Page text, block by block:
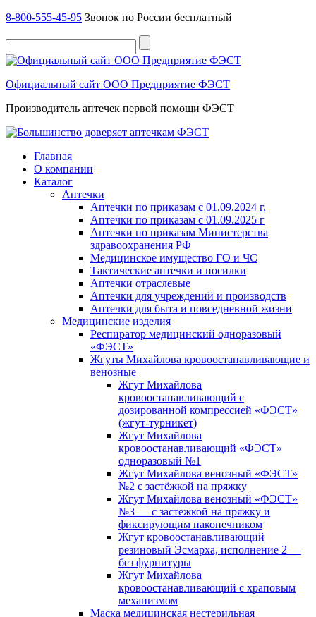
8-800-555-45-95 Звонок по России бесплатный
Официальный сайт ООО Предприятие ФЭСТ
Производитель аптечек первой помощи ФЭСТ
Главная
О компании
Каталог
Аптечки
Аптечки по приказам с 01.09.2024 г.
Аптечки по приказам с 01.09.2025 г
Аптечки по приказам Министерства
здравоохранения РФ
Медицинское имущество ГО и ЧС
Тактические аптечки и носилки
Аптечки отраслевые
Аптечки для учреждений и производств
Аптечки для быта и повседневной жизни
Медицинские изделия
Респиратор медицинский одноразовый
«ФЭСТ»
Жгуты Михайлова кровоостанавливающие и
венозные
Жгут Михайлова
кровоостанавливающий с
дозированной компрессией «ФЭСТ»
(жгут-турникет)
Жгут Михайлова
кровоостанавливающий «ФЭСТ»
одноразовый №1
Жгут Михайлова венозный «ФЭСТ»
№2 с застёжкой на пряжку
Жгут Михайлова венозный «ФЭСТ»
№3 — с застежкой на пряжку и
фиксирующим наконечником
Жгут кровоостанавливающий
резиновый Эсмарха, исполнение 2 —
без фурнитуры
Жгут Михайлова
кровоостанавливающий с храповым
механизмом
Маска медицинская нестерильная